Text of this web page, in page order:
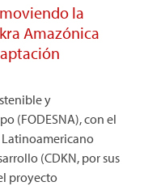
la
Amazónica
y
(FODESNA), con el
(CDKN, por sus
proyecto